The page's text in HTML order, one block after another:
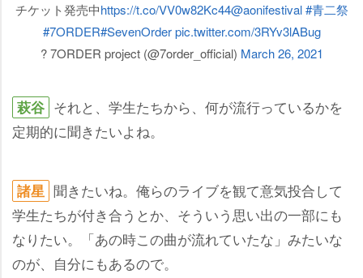
チケット発売中https://t.co/VV0w82Kc44@aonifestival #青二祭
#7ORDER#SevenOrder pic.twitter.com/3RYv3lABug
? 7ORDER project (@7order_official) March 26, 2021
萩谷 それと、学生たちから、何が流行っているかを
定期的に聞きたいよね。
諸星 聞きたいね。俺らのライブを観て意気投合して
学生たちが付き合うとか、そういう思い出の一部にも
なりたい。「あの時この曲が流れていたな」みたいな
のが、自分にもあるので。